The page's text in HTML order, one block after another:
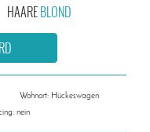
HAAREBLOND
Wohnort: Hückeswagen
nein